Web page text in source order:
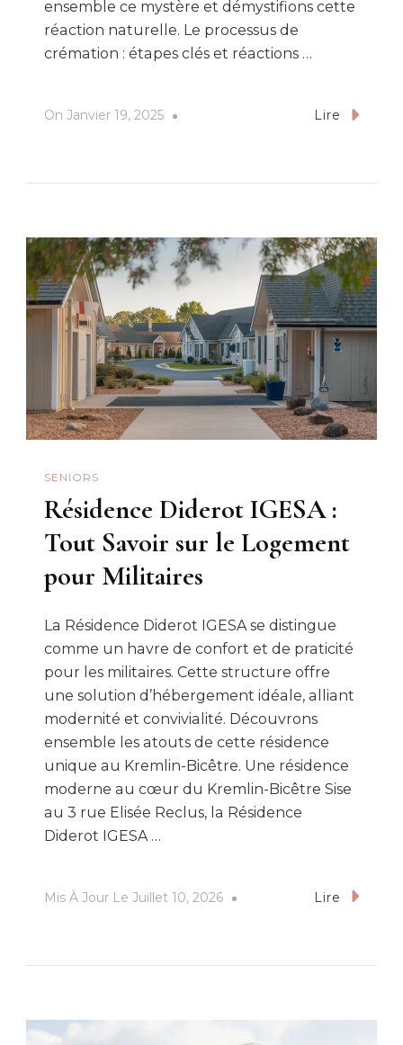
ensemble ce mystère et démystifions cette
réaction naturelle. Le processus de
crémation : étapes clés et réactions …
On Janvier 19, 2025 Lire
SENIORS
Résidence Diderot IGESA :
Tout Savoir sur le Logement
pour Militaires
La Résidence Diderot IGESA se distingue
comme un havre de confort et de praticité
pour les militaires. Cette structure offre
une solution d’hébergement idéale, alliant
modernité et convivialité. Découvrons
ensemble les atouts de cette résidence
unique au Kremlin-Bicêtre. Une résidence
moderne au cœur du Kremlin-Bicêtre Sise
au 3 rue Elisée Reclus, la Résidence
Diderot IGESA …
Mis À Jour Le Juillet 10, 2026 Lire